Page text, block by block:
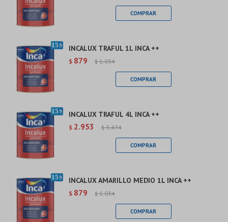
INCALUX TRAFUL 1L INCA ++
$ 879 $ 1.034
INCALUX TRAFUL 4L INCA ++
$ 2.953 $ 3.474
INCALUX AMARILLO MEDIO 1L INCA ++
$ 879 $ 1.034